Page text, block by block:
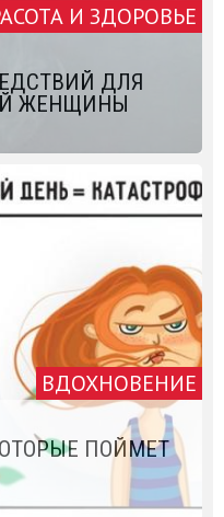
И ЗДОРОВЬЕ
ДЛЯ
ЖЕНЩИНЫ
ВДОХНОВЕНИЕ
ПОЙМЕТ